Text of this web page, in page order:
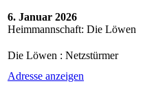
6. Januar 2026
Heimmannschaft: Die Löwen
Die Löwen : Netzstürmer
Adresse anzeigen